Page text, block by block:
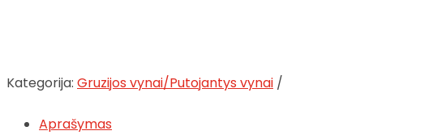
Kategorija: Gruzijos vynai/Putojantys vynai
Aprašymas